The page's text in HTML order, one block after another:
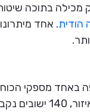
מכילה בתוכה
הודית. אחד
פרצה שריפה באחד
130 אלף